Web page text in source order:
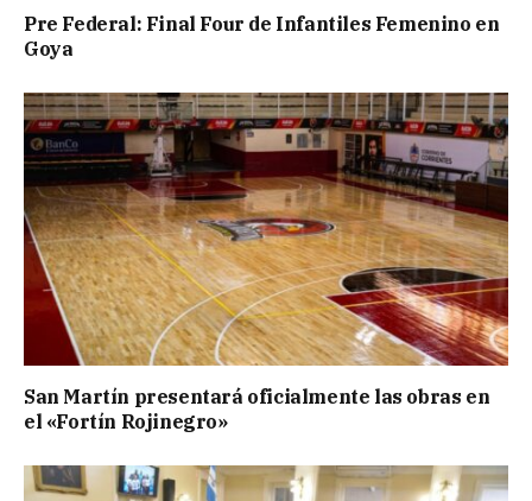
Pre Federal: Final Four de Infantiles Femenino en
Goya
San Martín presentará oficialmente las obras en
el «Fortín Rojinegro»